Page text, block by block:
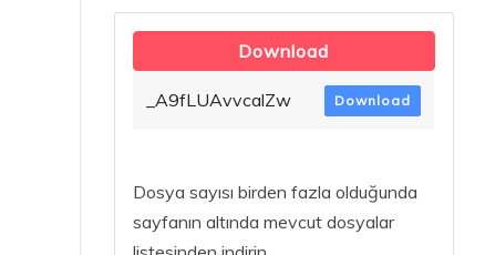
Download
_A9fLUAvvcalZw Download
Dosya sayısı birden fazla olduğunda
sayfanın altında mevcut dosyalar